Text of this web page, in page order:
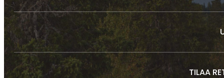
TILAA